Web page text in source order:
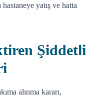
yatış ve hatta
Şiddetli
alınma kararı,